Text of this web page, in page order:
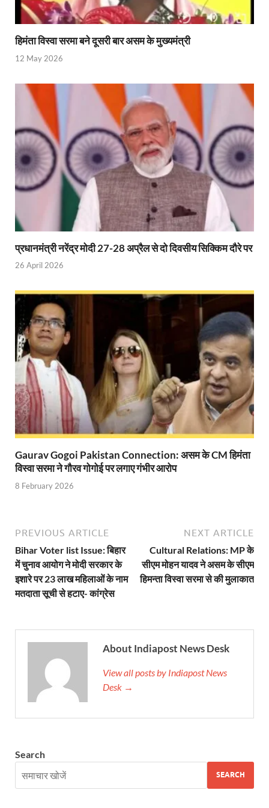
Uttarakhandi Song Launch: मुख्यमंत्री ने पैंली-पैंली बार
Uttarkhand Development Project: मुख्यमंत्री ने
Aravalli Satyagraha Yatra: अरावली की रक्षा के लिए
Voter Mapping: मतदाता मैपिंग आसान बनाने के लिए
PM Adarsh Gram Yojana: योगी सरकार का बड़ा कदम,
Rabri Devi Residence: रात के अंधेरे में खाली होने लगा
Nainital Winter Carnival: मुख्यमंत्री पुष्कर सिंह धामी ने
Railway West Bengal Project: भारतीय रेलवे ने
PM Modi Lucknow Visit… जब मंच से पीएम मोदी ने की
Nitin Nabin News: चुनाव में प्रचंड बहुमत में बीएलए 2 ने
UP Rain Basera: योगी सरकार यात्रियों की सुरक्षा के
Nidhi Yojana: उत्तर प्रदेश में महिला उद्यमिता को मिला
Indramani Badoni Jayanti: उत्तराखंड के गांधी को
CM Yogi meets Sify Chairman Raju Vegesna:
Nitin Nabin Bihar Visit: बिहार दौरे पर रहेंगे बीजेपी के
Kisan Samman Diwas: किसान सम्मान दिवस’ मनाएगी
UP Vidhan Sabha Budget: योगी सरकार ने
UP Vidhan Sabha:देश में दो नमूने हैं, जब कोई चर्चा होती
Shakti Sadan Yojana: संकटग्रस्त महिलाओं के लिए
UP Ayush App: योगी सरकार जल्द लांच करेगी आयुष एप,
CM Yogi Gift: मुख्यमंत्री योगी आदित्यनाथ ने लघु व सीमांत
Yuwa Sahkar Sammelan: मुख्यमंत्री ने डीएम वाराणसी
Delhi Air Pollution: फेफड़ों के लिए कितनी खतरनाक हुई
Save Aravali Movement: क्या है अरावली की नई
FSSAI: जांच में अंडे पूरी तरह सुरक्षित पाए गए: FSSAI
हिमंता विस्वा सरमा बने दूसरी बार असम के मुख्यमंत्री
12 May 2026
प्रधानमंत्री नरेंद्र मोदी 27-28 अप्रैल से दो दिवसीय सिक्किम दौरे पर
26 April 2026
Gaurav Gogoi Pakistan Connection: असम के CM हिमंता
विस्वा सरमा ने गौरव गोगोई पर लगाए गंभीर आरोप
8 February 2026
PREVIOUS ARTICLE
Bihar Voter list Issue: बिहार
में चुनाव आयोग ने मोदी सरकार के
इशारे पर 23 लाख महिलाओं के नाम
मतदाता सूची से हटाए- कांग्रेस
NEXT ARTICLE
Cultural Relations: MP के
सीएम मोहन यादव ने असम के सीएम
हिमन्ता विस्वा सरमा से की मुलाकात
About Indiapost News Desk
View all posts by Indiapost News
Desk →
Search
SEARCH